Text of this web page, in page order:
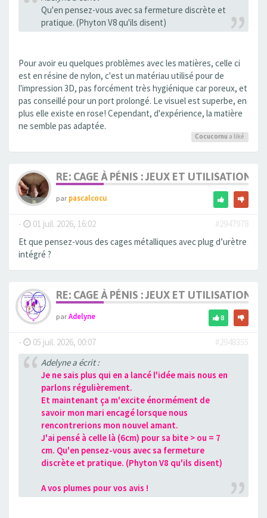
Qu'en pensez-vous avec sa fermeture discrète et
pratique. (Phyton V8 qu'ils disent)
Pour avoir eu quelques problèmes avec les matières, celle ci
est en résine de nylon, c'est un matériau utilisé pour de
l'impression 3D, pas forcément très hygiénique car poreux, et
pas conseillé pour un port prolongé. Le visuel est superbe, en
plus elle existe en rose! Cependant, d'expérience, la matière
ne semble pas adaptée.
Cocucornu a liké
RE: CAGE À PÉNIS : JEUX ET UTILISATION,
parpascalcocu
- 01 juil. 2026, 16:02
#2947978
Et que pensez-vous des cages métalliques avec plug d’urètre
intégré ?
RE: CAGE À PÉNIS : JEUX ET UTILISATION,
parAdelyne 8
- 05 juil. 2026, 00:07
#2948355
Adelyne a écrit :
Je ne sais plus qui en a lancé l'idée mais nous en
parlons régulièrement.
Et maintenant ça m'excite énormément de
savoir mon mari encagé lorsque nous
rencontrerions mon nouvel amant.
J'ai pensé à celle là (6cm) pour sa bite > ou = 7
cm. Qu'en pensez-vous avec sa fermeture
discrète et pratique. (Phyton V8 qu'ils disent)
A vos plumes pour vos avis !